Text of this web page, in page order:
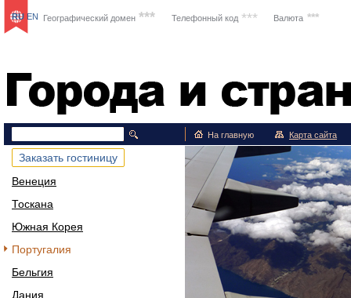
Путешествия
Географический домен *** Телефонный код *** Валюта ***
RU EN
На главную Карта сайта
Заказать гостиницу
Венеция
Тоскана
Южная Корея
Португалия
Бельгия
Дания